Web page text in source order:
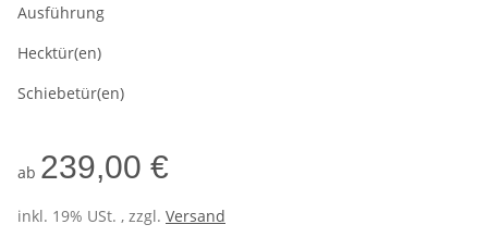
Ausführung
Hecktür(en)
Schiebetür(en)
ab 239,00 €
inkl. 19% USt. , zzgl. Versand